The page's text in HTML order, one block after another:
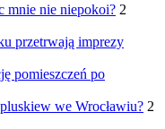
mnie nie niepokoi? 2
przetrwają imprezy
pomieszczeń po
we Wrocławiu? 2